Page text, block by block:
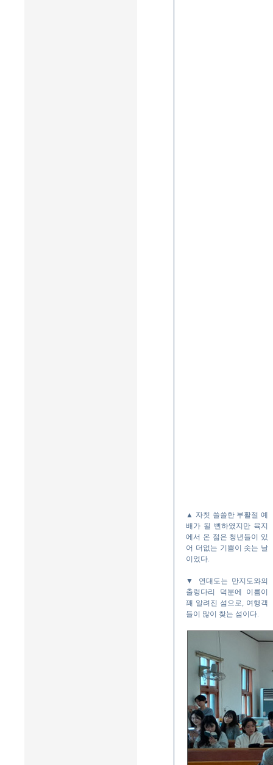
▲ 자칫 쓸쓸한 부활절 예
배가 될 뻔하였지만 육지
에서 온 젊은 청년들이 있
어 더없는 기쁨이 솟는 날
이었다.
▼ 연대도는 만지도와의
출렁다리 덕분에 이름이
꽤 알려진 섬으로, 여행객
들이 많이 찾는 섬이다.